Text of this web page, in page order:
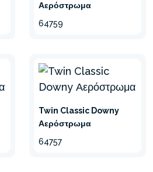
Αερόστρωμα
64759
Twin Classic Downy
Αερόστρωμα
64757